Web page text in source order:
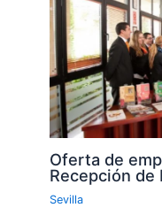
Oferta de
Recepción de
Sevilla